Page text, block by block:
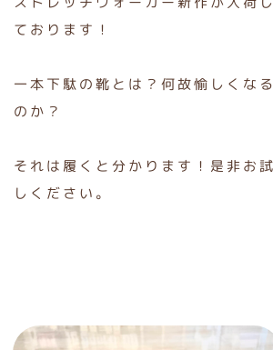
ております！
一本下駄の靴とは？何故愉しくなる
のか？
それは履くと分かります！是非お試
しください。